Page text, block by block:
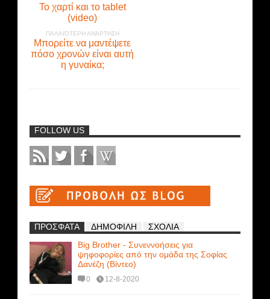
Το χαρτί και το tablet
(video)
ΠΑΛΑΙΌΤΕΡΗ ΑΝΆΡΤΗΣΗ
Μπορείτε να μαντέψετε
πόσο χρονών είναι αυτή
η γυναίκα;
FOLLOW US
ΠΡΟΣΦΑΤΑ ΔΗΜΟΦΙΛΗ
ΣΧΟΛΙΑ
Big Brother - Συνεννοήσεις για
ψηφοφορίες από την ομάδα της Σοφίας
Δανέζη (Βίντεο)
0 12-8-2020